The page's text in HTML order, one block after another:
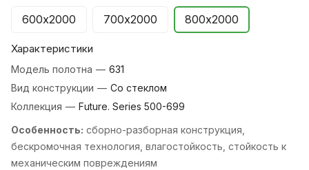
600х2000 700х2000 800х2000
Характеристики
Модель полотна — 631
Вид конструкции — Со стеклом
Коллекция — Future. Series 500-699
Особенность: cборно-разборная конструкция,
бескромочная технология, влагостойкость, стойкость к
механическим повреждениям